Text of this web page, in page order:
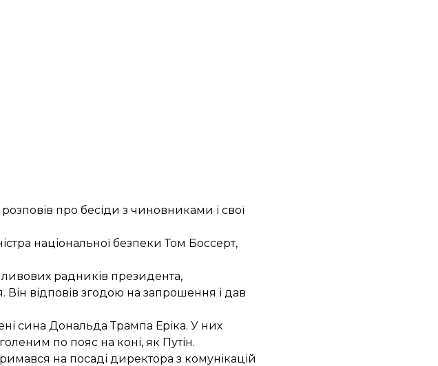
про бесіди з чиновниками і свої
національної безпеки Том Боссерт,
радників президента,
Він відповів згодою на запрошення і дав
сина Дональда Трампа Еріка. У них
по пояс на коні, як Путін.
на посаді директора з комунікацій